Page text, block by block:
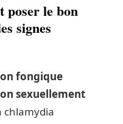
poser le bon
signes
fongique
sexuellement
chlamydia